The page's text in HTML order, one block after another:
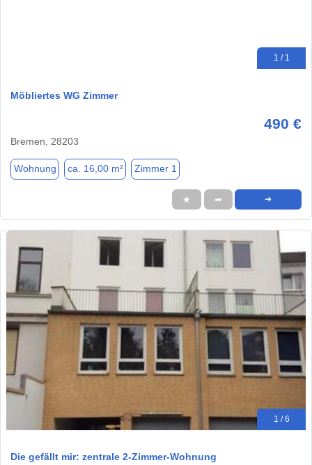
1 / 1
Möbliertes WG Zimmer
490 €
Bremen, 28203
Wohnung ca. 16,00 m² Zimmer 1
★ ➦ ➜
1 / 6
Die gefällt mir: zentrale 2-Zimmer-Wohnung